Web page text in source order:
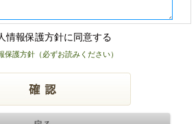
情報保護方針に同意する
護方針（必ずお読みください）